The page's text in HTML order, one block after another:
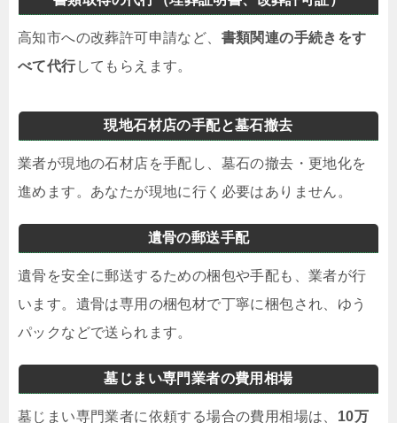
高知市への改葬許可申請など、 書類関連の手続きをす
べて代行してもらえます。
現地石材店の手配と墓石撤去
業者が現地の石材店を手配し、墓石の撤去・更地化を
進めます。あなたが現地に行く必要はありません。
遺骨の郵送手配
遺骨を安全に郵送するための梱包や手配も、業者が行
います。遺骨は専用の梱包材で丁寧に梱包され、ゆう
パックなどで送られます。
墓じまい専門業者の費用相場
墓じまい専門業者に依頼する場合の費用相場は、 10万